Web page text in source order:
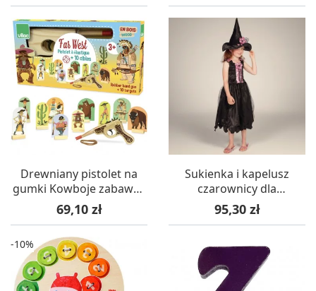
Drewniany pistolet na
gumki Kowboje zabawka
zręcznościowa, Vilac
Cena
69,10 zł
Sukienka i kapelusz
czarownicy dla
dziewczynki 104-116 -
Rose & Romeo
Cena
95,30 zł
-10%